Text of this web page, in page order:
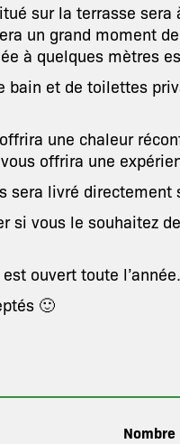
sur la terrasse
un grand moment
à quelques mètres
bain et de toilettes
une chaleur
offrira une
sera livré directement
si vous le souhaitez
ouvert toute l’année.
🙂